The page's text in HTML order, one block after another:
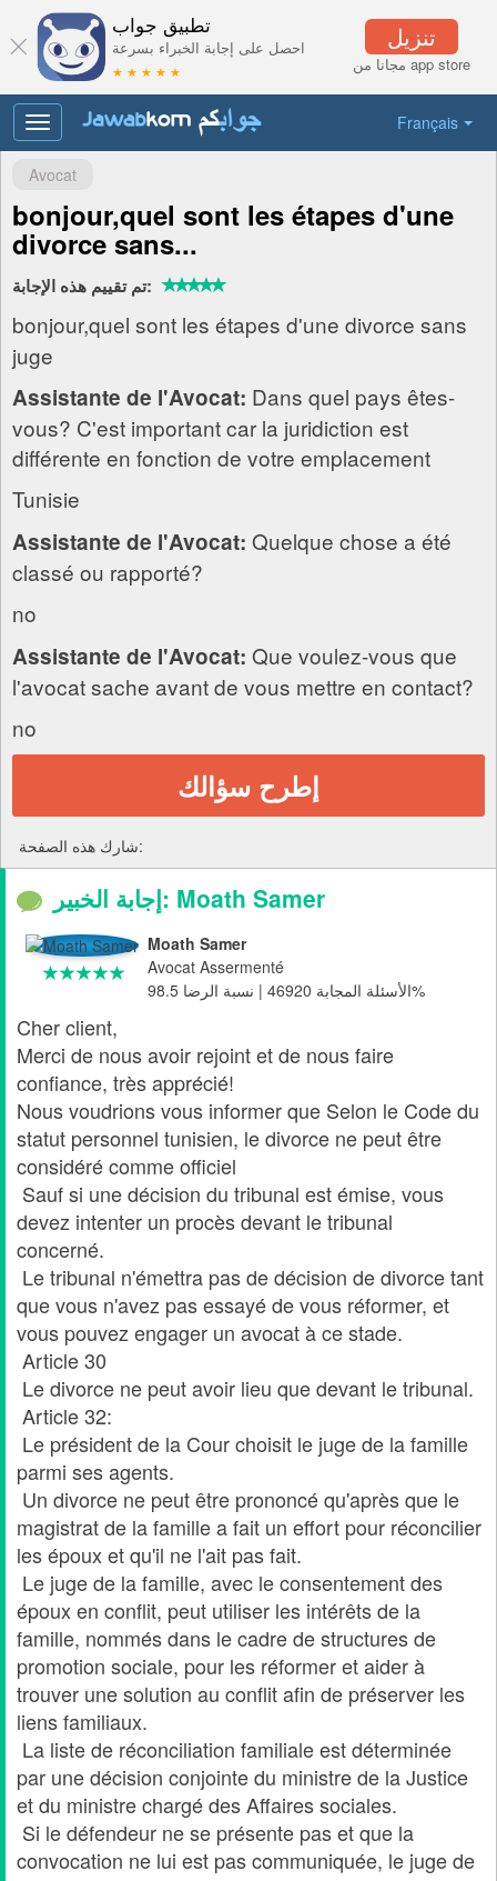
تنزيل
مجانا من app store
تطبيق جواب
احصل على إجابة الخبراء بسرعة
★ ★ ★ ★ ★
Français
Toggle
navigation
Avocat
bonjour,quel sont les étapes d'une
divorce sans...
تم تقييم هذه الإجابة:
bonjour,quel sont les étapes d'une divorce sans
juge
Assistante de l'Avocat: Dans quel pays êtes-
vous? C'est important car la juridiction est
différente en fonction de votre emplacement
Tunisie
Assistante de l'Avocat: Quelque chose a été
classé ou rapporté?
no
Assistante de l'Avocat: Que voulez-vous que
l'avocat sache avant de vous mettre en contact?
no
إطرح سؤالك
شارك هذه الصفحة:
إجابة الخبير: Moath Samer
Moath Samer
Avocat Assermenté
الأسئلة المجابة 46920 | نسبة الرضا 98.5%
Cher client,
Merci de nous avoir rejoint et de nous faire
confiance, très apprécié!
Nous voudrions vous informer que Selon le Code du
statut personnel tunisien, le divorce ne peut être
considéré comme officiel
Sauf si une décision du tribunal est émise, vous
devez intenter un procès devant le tribunal
concerné.
Le tribunal n'émettra pas de décision de divorce tant
que vous n'avez pas essayé de vous réformer, et
vous pouvez engager un avocat à ce stade.
Article 30
Le divorce ne peut avoir lieu que devant le tribunal.
Article 32:
Le président de la Cour choisit le juge de la famille
parmi ses agents.
Un divorce ne peut être prononcé qu'après que le
magistrat de la famille a fait un effort pour réconcilier
les époux et qu'il ne l'ait pas fait.
Le juge de la famille, avec le consentement des
époux en conflit, peut utiliser les intérêts de la
famille, nommés dans le cadre de structures de
promotion sociale, pour les réformer et aider à
trouver une solution au conflit afin de préserver les
liens familiaux.
La liste de réconciliation familiale est déterminée
par une décision conjointe du ministre de la Justice
et du ministre chargé des Affaires sociales.
Si le défendeur ne se présente pas et que la
convocation ne lui est pas communiquée, le juge de